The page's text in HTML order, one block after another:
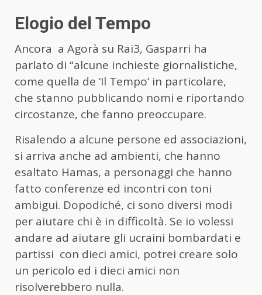
Elogio del Tempo
Ancora a Agorà su Rai3, Gasparri ha
parlato di “alcune inchieste giornalistiche,
come quella de ‘Il Tempo’ in particolare,
che stanno pubblicando nomi e riportando
circostanze, che fanno preoccupare.
Risalendo a alcune persone ed associazioni,
si arriva anche ad ambienti, che hanno
esaltato Hamas, a personaggi che hanno
fatto conferenze ed incontri con toni
ambigui. Dopodiché, ci sono diversi modi
per aiutare chi è in difficoltà. Se io volessi
andare ad aiutare gli ucraini bombardati e
partissi con dieci amici, potrei creare solo
un pericolo ed i dieci amici non
risolverebbero nulla.